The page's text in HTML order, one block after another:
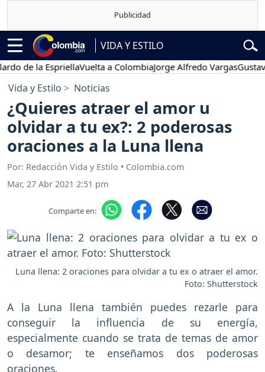
VIDA Y ESTILO
la EspriellaVuelta a ColombiaJorge Alfredo VargasGustavo
Vida y Estilo Noticias
¿Quieres atraer el amor u
olvidar a tu ex?: 2 poderosas
oraciones a la Luna llena
Por: Redacción Vida y Estilo • Colombia.com
Mar, 27 Abr 2021 2:51 pm
Comparte en:
Luna llena: 2 oraciones para olvidar a tu ex o atraer el amor.
Foto: Shutterstock
A la Luna llena también puedes rezarle para
conseguir la influencia de su energía,
especialmente cuando se trata de temas de amor
o desamor; te enseñamos dos poderosas
oraciones.